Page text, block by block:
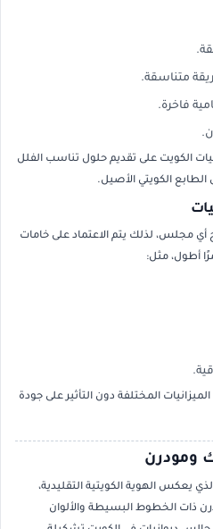
متناسقة.
فاخرة.
الكويت على تقديم حلول تناسب الفلل
الكويتي الأصيل.
مجلس، لذلك يتم الاعتماد على خامات
أطول، مثل:
المختلفة دون التأثير على جودة
ومودرن
يعكس الهوية الكويتية التقليدية،
ذات الخطوط البسيطة والألوان